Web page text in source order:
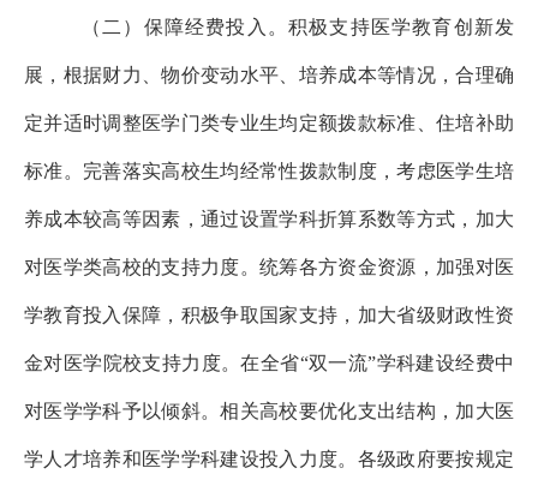
（二）保障经费投入。积极支持医学教育创新发
展，根据财力、物价变动水平、培养成本等情况，合理确
定并适时调整医学门类专业生均定额拨款标准、住培补助
标准。完善落实高校生均经常性拨款制度，考虑医学生培
养成本较高等因素，通过设置学科折算系数等方式，加大
对医学类高校的支持力度。统筹各方资金资源，加强对医
学教育投入保障，积极争取国家支持，加大省级财政性资
金对医学院校支持力度。在全省“双一流”学科建设经费中
对医学学科予以倾斜。相关高校要优化支出结构，加大医
学人才培养和医学学科建设投入力度。各级政府要按规定